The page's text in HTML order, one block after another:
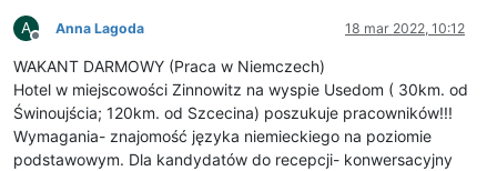
A
Niedostępny
Anna Lagoda 18 mar 2022, 10:12
WAKANT DARMOWY (Praca w Niemczech)
Hotel w miejscowości Zinnowitz na wyspie Usedom ( 30km. od
Świnoujścia; 120km. od Szcecina) poszukuje pracowników!!!
Wymagania- znajomość języka niemieckiego na poziomie
podstawowym. Dla kandydatów do recepcji- konwersacyjny